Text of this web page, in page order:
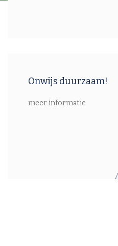
Onwijs duurzaam!
meer informatie